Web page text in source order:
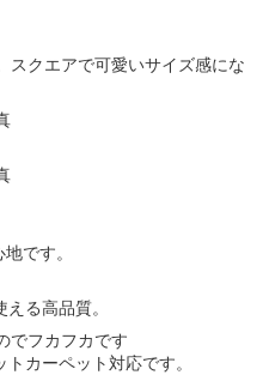
スクエアで可愛いサイズ感にな
です。
る高品質。
カーペット対応です。